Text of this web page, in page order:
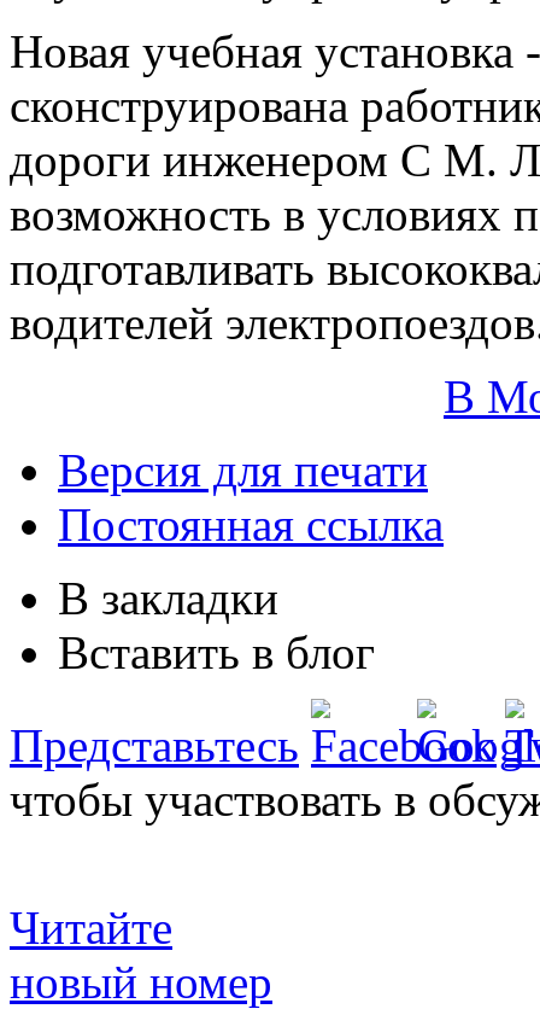
Новая учебная
сконструирована
дороги инженером С М.
возможность в условиях
подготавливать
водителей
В
Версия для печати
Постоянная ссылка
В закладки
Вставить в блог
Представьтесь
чтобы участвовать в
Читайте
новый номер